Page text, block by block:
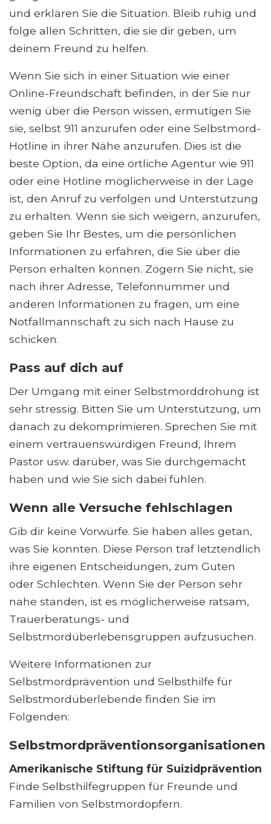
und erklären Sie die Situation. Bleib ruhig und
folge allen Schritten, die sie dir geben, um
deinem Freund zu helfen.
Wenn Sie sich in einer Situation wie einer
Online-Freundschaft befinden, in der Sie nur
wenig über die Person wissen, ermutigen Sie
sie, selbst 911 anzurufen oder eine Selbstmord-
Hotline in ihrer Nähe anzurufen. Dies ist die
beste Option, da eine örtliche Agentur wie 911
oder eine Hotline möglicherweise in der Lage
ist, den Anruf zu verfolgen und Unterstützung
zu erhalten. Wenn sie sich weigern, anzurufen,
geben Sie Ihr Bestes, um die persönlichen
Informationen zu erfahren, die Sie über die
Person erhalten können. Zögern Sie nicht, sie
nach ihrer Adresse, Telefonnummer und
anderen Informationen zu fragen, um eine
Notfallmannschaft zu sich nach Hause zu
schicken.
Pass auf dich auf
Der Umgang mit einer Selbstmorddrohung ist
sehr stressig. Bitten Sie um Unterstützung, um
danach zu dekomprimieren. Sprechen Sie mit
einem vertrauenswürdigen Freund, Ihrem
Pastor usw. darüber, was Sie durchgemacht
haben und wie Sie sich dabei fühlen.
Wenn alle Versuche fehlschlagen
Gib dir keine Vorwürfe. Sie haben alles getan,
was Sie konnten. Diese Person traf letztendlich
ihre eigenen Entscheidungen, zum Guten
oder Schlechten. Wenn Sie der Person sehr
nahe standen, ist es möglicherweise ratsam,
Trauerberatungs- und
Selbstmordüberlebensgruppen aufzusuchen.
Weitere Informationen zur
Selbstmordprävention und Selbsthilfe für
Selbstmordüberlebende finden Sie im
Folgenden:
Selbstmordpräventionsorganisationen
Amerikanische Stiftung für Suizidprävention
Finde Selbsthilfegruppen für Freunde und
Familien von Selbstmordopfern.